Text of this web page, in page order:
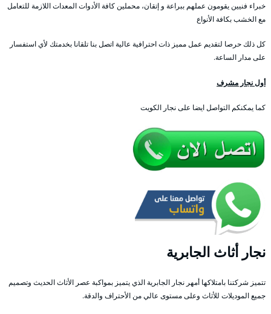
خبراء فنيين يقومون عملهم ببراعة و إتقان، محملين كافة الأدوات المعدات اللازمة للتعامل
مع الخشب بكافة الأنواع
كل ذلك حرصا لتقديم عمل مميز ذات احترافية عالية اتصل بنا تلقانا بخدمتك لأي استفسار
على مدار الساعة.
أول نجار مشرف
كما يمكنكم التواصل ايضا على نجار الكويت
نجار أثاث الجابرية
تتميز شركتنا بامتلاكها أمهر نجار الجابرية الذي يتميز بمواكبة عصر الأثاث الحديث وتصميم
جميع الموديلات للأثاث وعلى مستوى عالي من الأحتراف والدقة.